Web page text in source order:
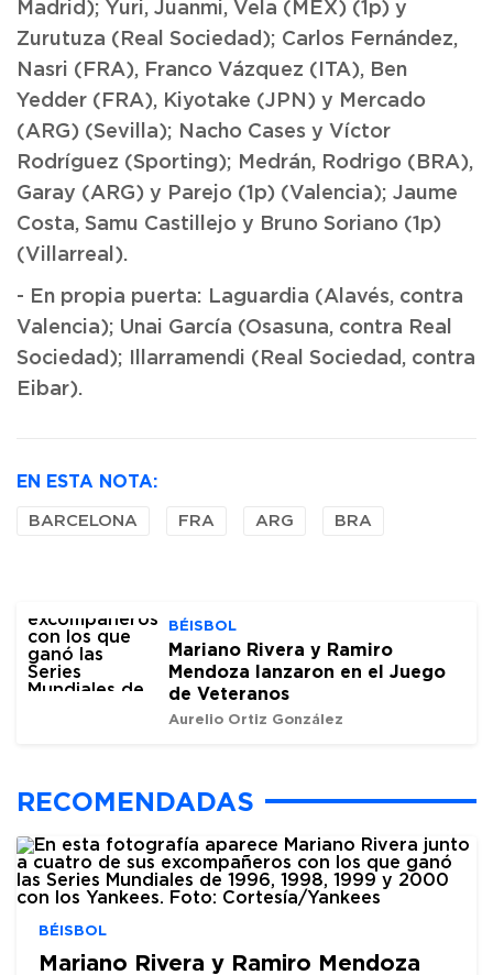
Madrid); Yuri, Juanmi, Vela (MEX) (1p) y
Zurutuza (Real Sociedad); Carlos Fernández,
Nasri (FRA), Franco Vázquez (ITA), Ben
Yedder (FRA), Kiyotake (JPN) y Mercado
(ARG) (Sevilla); Nacho Cases y Víctor
Rodríguez (Sporting); Medrán, Rodrigo (BRA),
Garay (ARG) y Parejo (1p) (Valencia); Jaume
Costa, Samu Castillejo y Bruno Soriano (1p)
(Villarreal).
- En propia puerta: Laguardia (Alavés, contra
Valencia); Unai García (Osasuna, contra Real
Sociedad); Illarramendi (Real Sociedad, contra
Eibar).
EN ESTA NOTA:
BARCELONA FRA ARG BRA
BÉISBOL
Mariano Rivera y Ramiro
Mendoza lanzaron en el Juego
de Veteranos
Aurelio Ortiz González
RECOMENDADAS
BÉISBOL
Mariano Rivera y Ramiro Mendoza